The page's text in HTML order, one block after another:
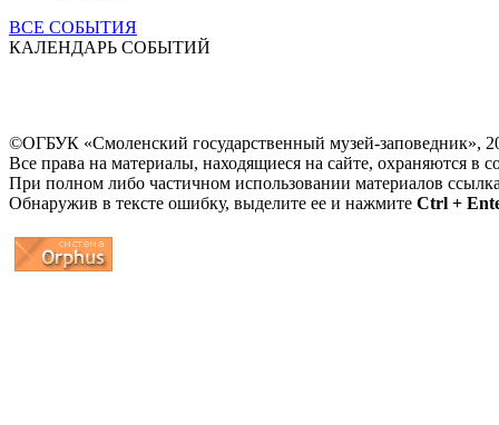
ВСЕ СОБЫТИЯ
КАЛЕНДАРЬ СОБЫТИЙ
©ОГБУК «Смоленский государственный музей-заповедник»,
Все права на материалы, находящиеся на сайте, охраняются в
При полном либо частичном использовании материалов
Обнаружив в тексте ошибку, выделите ее и нажмите Ctrl +